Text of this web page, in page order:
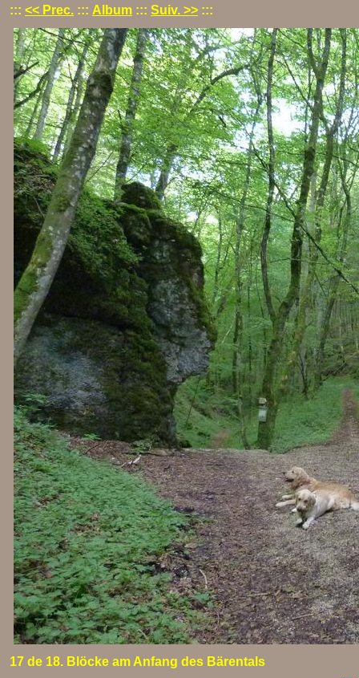
::: << Prec. ::: Album ::: Suiv. >> :::
17 de 18. Blöcke am Anfang des Bärentals